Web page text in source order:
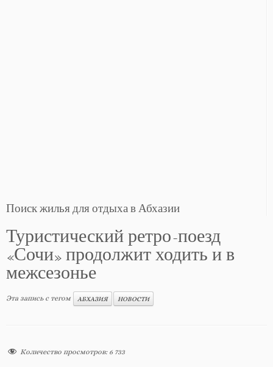
Поиск жилья для отдыха в Абхазии
Туристический ретро-поезд
«Сочи» продолжит ходить и в
межсезонье
Эта запись с тегом АБХАЗИЯ НОВОСТИ
Количество просмотров: 6 733